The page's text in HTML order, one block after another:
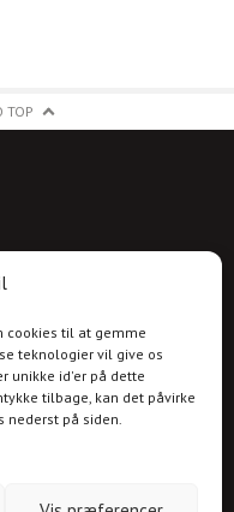
cookies til at gemme
teknologier vil give os
unikke id'er på dette
tilbage, kan det påvirke
nederst på siden.
TOP